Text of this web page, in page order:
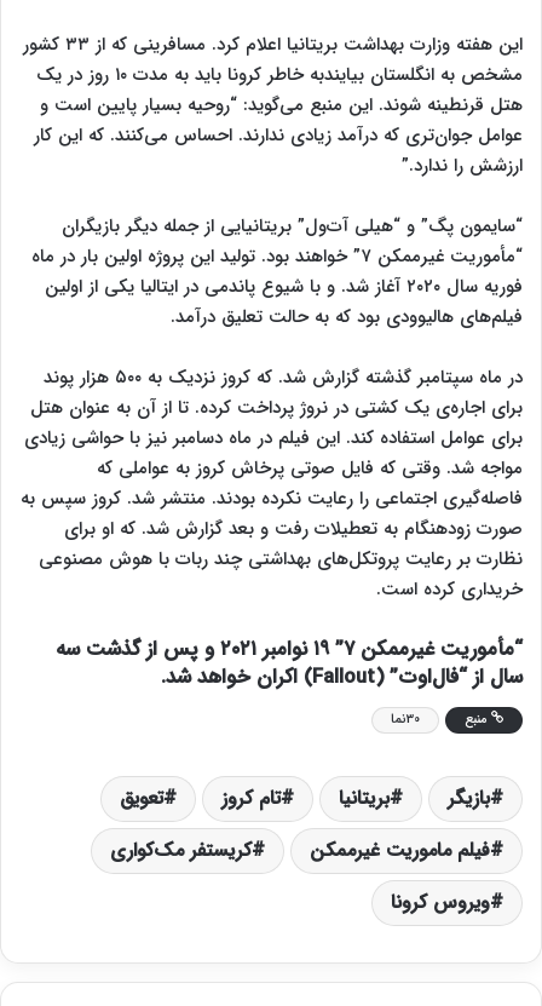
این هفته وزارت بهداشت بریتانیا اعلام کرد. مسافرینی که از ۳۳ کشور
مشخص به انگلستان بیایندبه خاطر کرونا باید به مدت ۱۰ روز در یک
هتل قرنطینه شوند. این منبع می‌گوید: “روحیه بسیار پایین است و
عوامل جوان‌تری که درآمد زیادی ندارند. احساس می‌کنند. که این کار
ارزشش را ندارد.”
“سایمون پگ” و “هیلی آت‌ول” بریتانیایی از جمله دیگر بازیگران
“مأموریت غیرممکن ۷” خواهند بود. تولید این پروژه اولین بار در ماه
فوریه سال ۲۰۲۰ آغاز شد. و با شیوع پاندمی در ایتالیا یکی از اولین
فیلم‌های هالیوودی بود که به حالت تعلیق درآمد.
در ماه سپتامبر گذشته گزارش شد. که کروز نزدیک به ۵۰۰ هزار پوند
برای اجاره‌ی یک کشتی در نروژ پرداخت کرده. تا از آن به عنوان هتل
برای عوامل استفاده کند. این فیلم در ماه دسامبر نیز با حواشی زیادی
مواجه شد. وقتی که فایل صوتی پرخاش کروز به عواملی که
فاصله‌گیری اجتماعی را رعایت نکرده بودند. منتشر شد. کروز سپس به
صورت زودهنگام به تعطیلات رفت و بعد گزارش شد. که او برای
نظارت بر رعایت پروتکل‌های بهداشتی چند ربات با هوش مصنوعی
خریداری کرده است.
“مأموریت غیرممکن ۷” ۱۹ نوامبر ۲۰۲۱ و پس از گذشت سه
سال از “فال‌اوت” (Fallout) اکران خواهد شد.
منبع 30نما
بازیگر بریتانیا تام کروز
تعویق
فیلم ماموریت غیرممکن
کریستفر مک‌کواری
ویروس کرونا